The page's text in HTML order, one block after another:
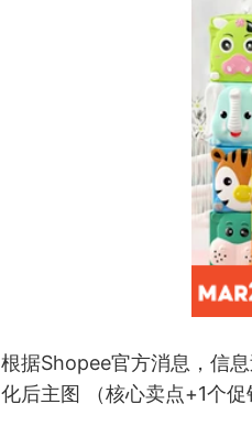
根据Shopee官方消息，信
化后主图 （核心卖点+1个